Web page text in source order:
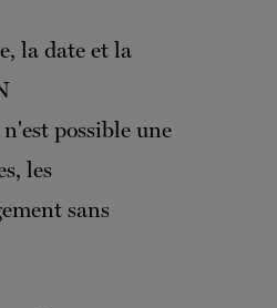
la date et la
possible une
les
sans